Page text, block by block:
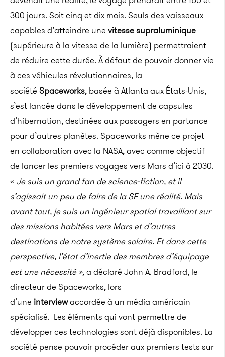
300 jours. Soit cinq et dix mois. Seuls des vaisseaux
capables d’atteindre une vitesse supraluminique
(supérieure à la vitesse de la lumière) permettraient
de réduire cette durée. À défaut de pouvoir donner vie
à ces véhicules révolutionnaires, la
société Spaceworks, basée à Atlanta aux États-Unis,
s’est lancée dans le développement de capsules
d’hibernation, destinées aux passagers en partance
pour d’autres planètes. Spaceworks mène ce projet
en collaboration avec la NASA, avec comme objectif
de lancer les premiers voyages vers Mars d’ici à 2030.
« Je suis un grand fan de science-fiction, et il
s’agissait un peu de faire de la SF une réalité. Mais
avant tout, je suis un ingénieur spatial travaillant sur
des missions habitées vers Mars et d’autres
destinations de notre système solaire. Et dans cette
perspective, l’état d’inertie des membres d’équipage
est une nécessité »,a déclaré John A. Bradford, le
directeur de Spaceworks, lors
d’une interviewaccordée à un média américain
spécialisé. Les éléments qui vont permettre de
développer ces technologies sont déjà disponibles. La
société pense pouvoir procéder aux premiers tests sur